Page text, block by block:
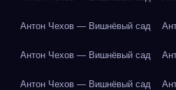
Антон Чехов — Вишнёвый сад
Антон Чехов — Вишнёвый сад
Антон Чехов — Вишнёвый сад